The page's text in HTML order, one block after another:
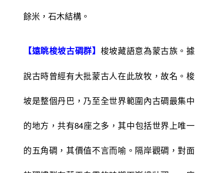
餘米，石木結構。
【遠眺梭坡古碉群】 梭坡藏語意為蒙古族。據
說古時曾經有大批蒙古人在此放牧，故名。梭
坡是整個丹巴，乃至全世界範圍內古碉最集中
的地方，共有84座之多，其中包括世界上唯一
的五角碉，其價值不言而喻。隔岸觀碉，對面